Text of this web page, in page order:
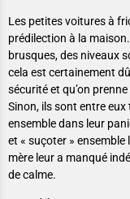
Les petites voitures à
prédilection à la
brusques, des niveaux
cela est certainement
sécurité et qu’on
Sinon, ils sont entre
ensemble dans leur
et « suçoter »
mère leur a manqué
de calme.